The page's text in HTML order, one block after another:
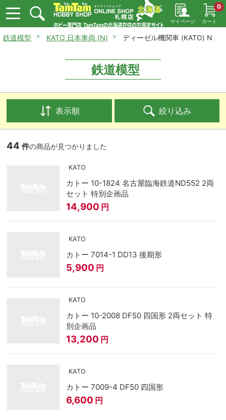
マイページ カート
0
鉄道模型 KATO 日本車両 (N) ディーゼル機関車 (KATO) N
鉄道模型
表示順 絞り込み
44 件の商品が見つかりました
KATO
カトー 10-1824 名古屋臨海鉄道ND552 2両
セット 特別企画品
14,900 円
KATO
カトー 7014-1 DD13 後期形
5,900 円
KATO
カトー 10-2008 DF50 四国形 2両セット 特
別企画品
13,200 円
KATO
カトー 7009-4 DF50 四国形
6,600 円